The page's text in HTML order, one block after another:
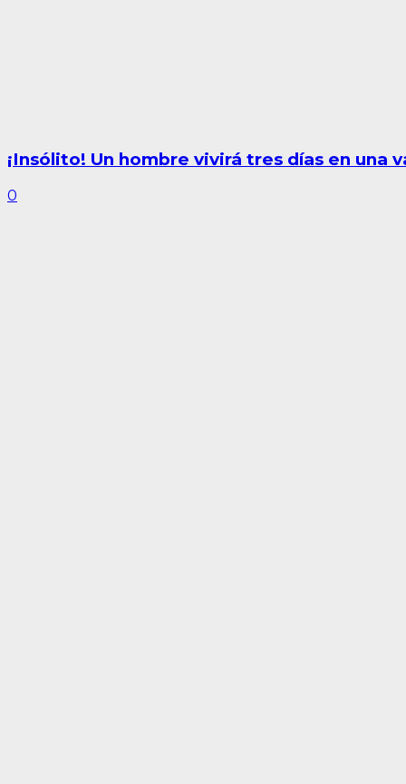
¡Insólito! Un hombre vivirá tres días en
0